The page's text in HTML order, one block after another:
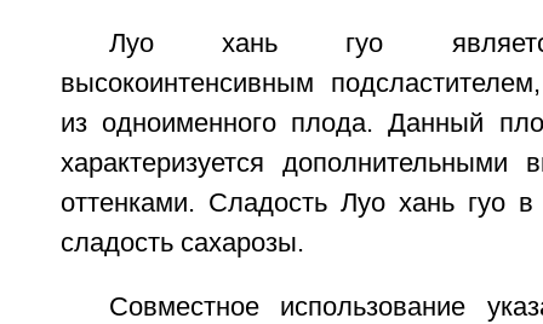
Луо хань гуо
высокоинтенсивным
из одноименного плода. Данный
характеризуется дополнительными
оттенками. Сладость Луо хань гуо
сладость сахарозы.
Совместное использование